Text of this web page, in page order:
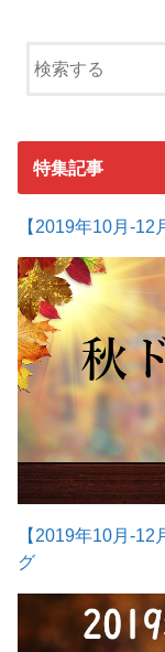
特集記事
【2019年10月-
【2019年10月-
グ